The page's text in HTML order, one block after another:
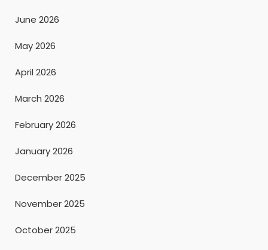
June 2026
May 2026
April 2026
March 2026
February 2026
January 2026
December 2025
November 2025
October 2025